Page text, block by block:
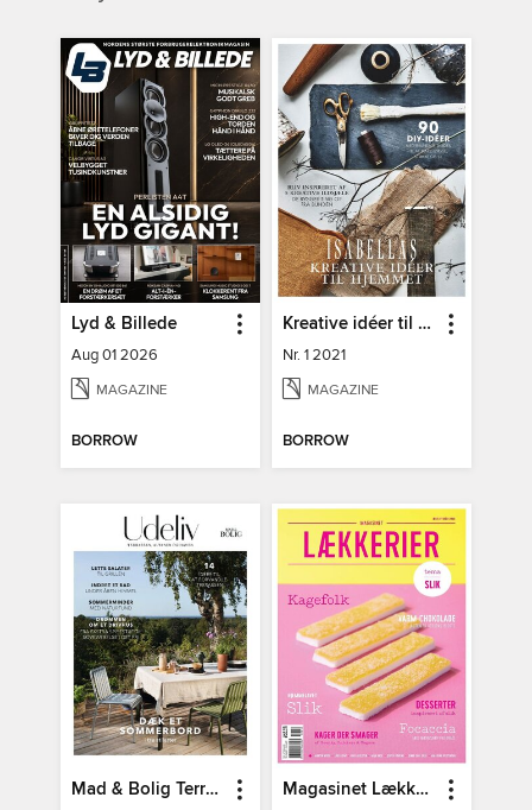
Lyd & Billede
Aug 01 2026
MAGAZINE
BORROW
Kreative idéer til hjemmet
Nr. 1 2021
MAGAZINE
BORROW
Mad & Bolig Terrasse og udeliv Magasinet Lækkerier